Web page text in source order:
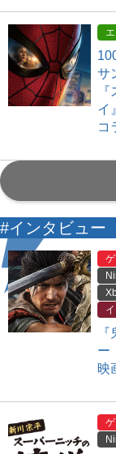
サ
イ
コ
#インタビュー
ー
映